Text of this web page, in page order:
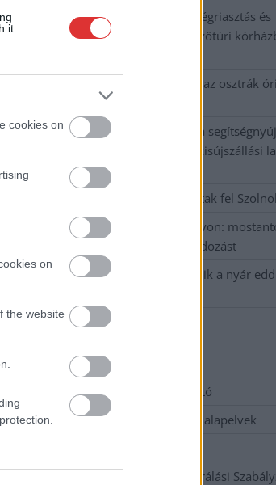
it
cookies on
on
the website
a
a
ezen a
Meghosszabbított hőségriasztás és
vízkorlátozások, a mezőtúri
Átszervezi működését az osztrák
is érintett
Tragédiába torkollott a
elmulasztása, három kisújszállási
emeltek vádat
Hatalmas lángok csaptak fel
Vízitraffipax a Tisza-tavon:
úszhatja meg a száguldozást
Szolnokra is megérkezik a nyár
Adatkezelési tájékoztató
Etikai és függetlenségi alapelvek
Hozzászólási és Moderálási